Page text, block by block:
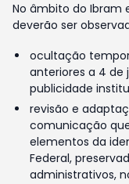
No âmbito do Ibram
deverão ser
ocultação
anteriores a 4 de
publicidade
revisão e
comunicação
elementos da
Federal,
administrativos,